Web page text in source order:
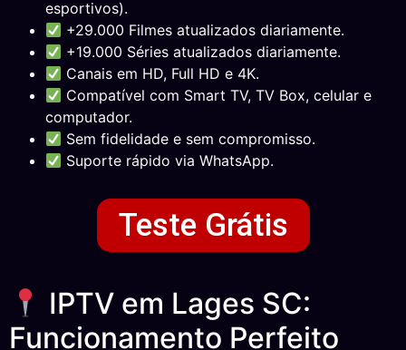
esportivos).
+29.000 Filmes atualizados diariamente.
+19.000 Séries atualizados diariamente.
Canais em HD, Full HD e 4K.
Compatível com Smart TV, TV Box, celular e
computador.
Sem fidelidade e sem compromisso.
Suporte rápido via WhatsApp.
Teste Grátis
IPTV em Lages SC:
Funcionamento Perfeito